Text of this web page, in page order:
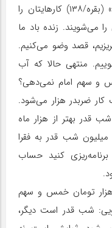
«صِبْغَهَ اللَّهِ وَ مَنْ‏ أَحْسَنُ‏ مِنَ‏ اللَّهِ صِبْغَهً» (بقره/۱۳۸) کارهایتان را
می‌شویند. زنده باد ما
قصد وضو می‌کنیم.
منتهی حالا که آب
و سهم امام نمی‌دهی؟
ضربدر هزار می‌شود.
الْقَدْرِ خَیْرٌ مِنْ أَلْفِ شَهْرٍ» (قدر/۳) شب قدر بهتر از هزار ماه
شب قدر به فقرا
کنید حساب
تومان خمس و سهم
شب قدر است دیگر،